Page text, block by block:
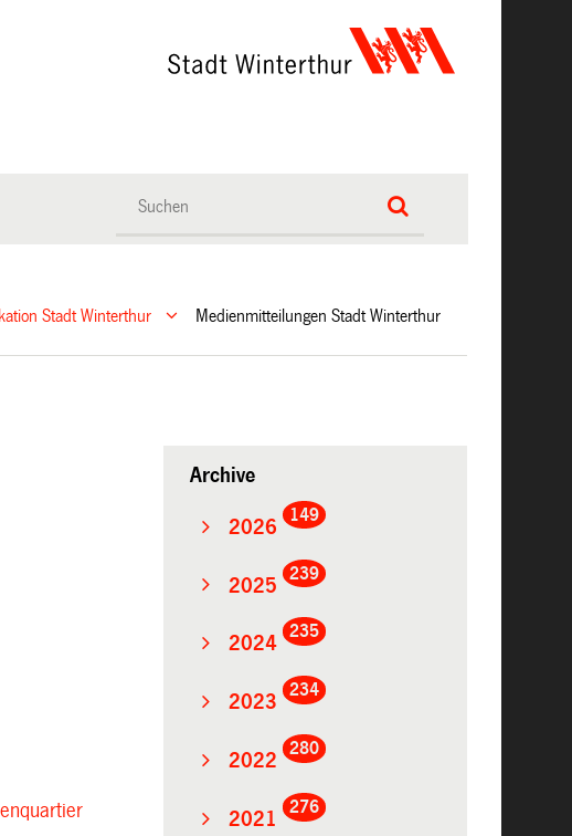
Stadt Winterthur Medienmitteilungen Stadt Winterthur
Archive
2026
149
2025
239
2024
235
2023
234
2022
280
2021
276